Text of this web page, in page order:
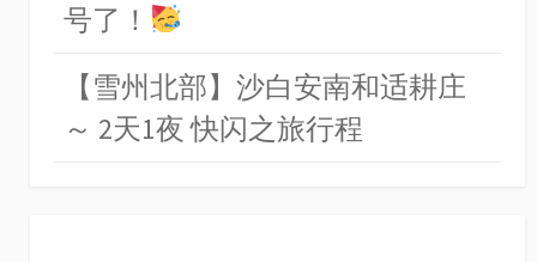
号了！
【雪州北部】沙白安南和适耕庄
～ 2天1夜 快闪之旅行程